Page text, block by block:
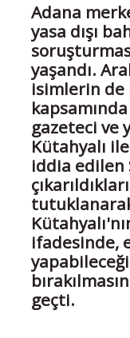
Adana
yasa dışı
yaşandı.
isimlerin de
gazeteci ve
Kütahyalı
iddia edilen
ifadesinde,
geçti.